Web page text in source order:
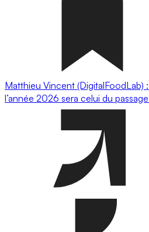
Matthieu Vincent (DigitalFoodLab)
l’année 2026 sera celui du